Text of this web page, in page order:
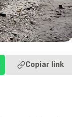
Copiar link